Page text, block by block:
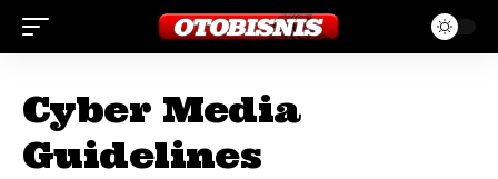
Cyber Media
Guidelines